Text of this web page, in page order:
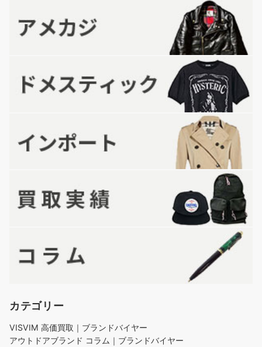
カテゴリー
VISVIM 高価買取｜ブランドバイヤー
アウトドアブランド コラム｜ブランドバイヤー